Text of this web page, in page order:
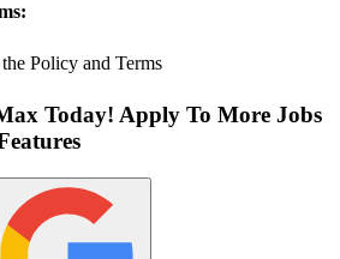
Policy and Terms
Today! Apply To More Jobs